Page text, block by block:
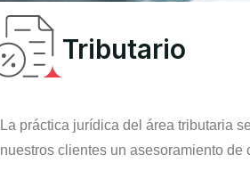
Tributario
La práctica jurídica del área tributaria
nuestros clientes un asesoramiento de